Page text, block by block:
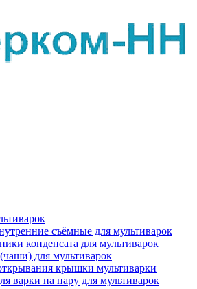
съёмные для мультиварок
конденсата для мультиварок
для мультиварок
крышки мультиварки
варки на пару для мультиварок